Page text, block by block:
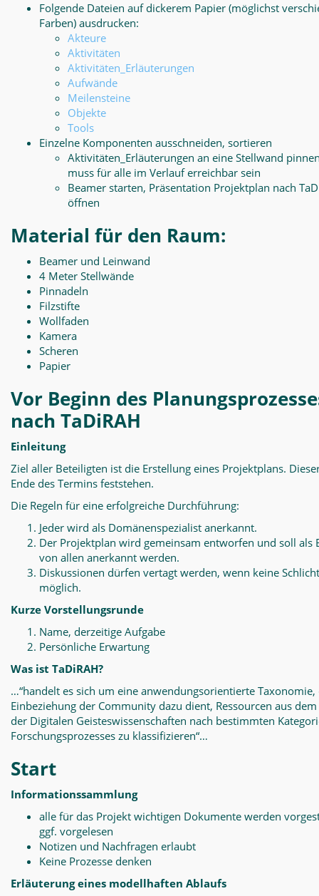
Folgende Dateien auf dickerem Papier (möglichst
Farben) ausdrucken:
Akteure
Aktivitäten
Aktivitäten_Erläuterungen
Aufwände
Meilensteine
Objekte
Tools
Einzelne Komponenten ausschneiden, sortieren
Aktivitäten_Erläuterungen an eine Stellwand
muss für alle im Verlauf erreichbar sein
Beamer starten, Präsentation Projektplan nach
öffnen
Material für den Raum:
Beamer und Leinwand
4 Meter Stellwände
Pinnadeln
Filzstifte
Wollfaden
Kamera
Scheren
Papier
Vor Beginn des
nach TaDiRAH
Einleitung
Ziel aller Beteiligten ist die Erstellung eines Projektplans.
Ende des Termins feststehen.
Die Regeln für eine erfolgreiche Durchführung:
Jeder wird als Domänenspezialist anerkannt.
Der Projektplan wird gemeinsam entworfen und soll als
von allen anerkannt werden.
Diskussionen dürfen vertagt werden, wenn keine
möglich.
Kurze Vorstellungsrunde
Name, derzeitige Aufgabe
Persönliche Erwartung
Was ist TaDiRAH?
…“handelt es sich um eine anwendungsorientierte
Einbeziehung der Community dazu dient, Ressourcen aus
der Digitalen Geisteswissenschaften nach bestimmten
Forschungsprozesses zu klassifizieren“…
Start
Informationssammlung
alle für das Projekt wichtigen Dokumente werden
ggf. vorgelesen
Notizen und Nachfragen erlaubt
Keine Prozesse denken
Erläuterung eines modellhaften Ablaufs